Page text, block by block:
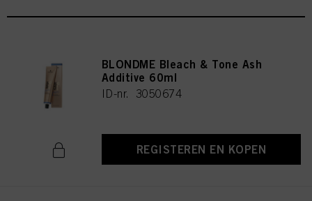
BLONDME Bleach & Tone Ash
Additive 60ml
ID-nr. 3050674
REGISTEREN EN KOPEN